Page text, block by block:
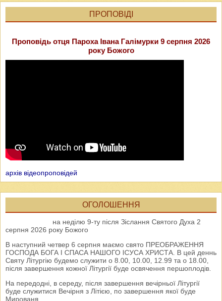
ПРОПОВІДІ
Проповідь отця Пароха Івана Галімурки 9 серпня 2026
року Божого
архів відеопроповідей
ОГОЛОШЕННЯ
на неділю 9-ту після Зіслання Святого Духа 2
серпня 2026 року Божого
В наступний четвер 6 серпня маємо свято ПРЕОБРАЖЕННЯ
ГОСПОДА БОГА І СПАСА НАШОГО ІСУСА ХРИСТА. В цей деннь
Святу Літургію будемо служити о 8.00, 10.00, 12.99 та о 18.00,
після завершення кожної Літургії буде освячення першоплодів.
На передодні, в середу, після завершення вечірньої Літургії
буде служитися Вечірня з Літією, по завершення якої буде
Мированя